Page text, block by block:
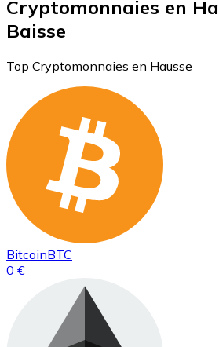
Cryptomonnaies en
Baisse
Top Cryptomonnaies en Hausse
BitcoinBTC
0 €